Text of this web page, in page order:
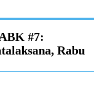
#7:
Rabu